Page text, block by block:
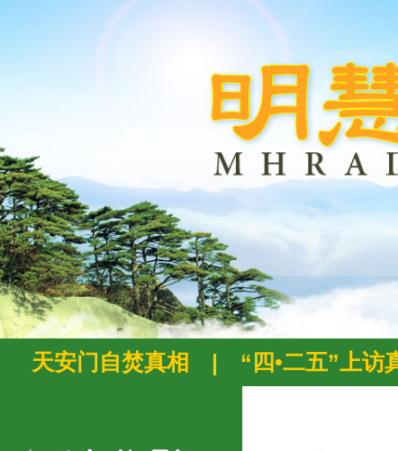
天安门自焚真相 | “四•二五”上访